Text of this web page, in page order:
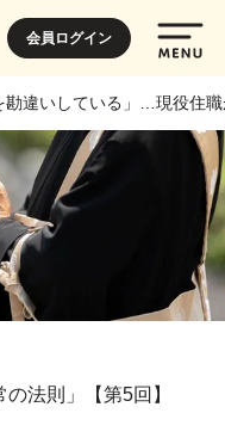
会員ログイン
勘違いしている」…現役住
法則」【第5回】